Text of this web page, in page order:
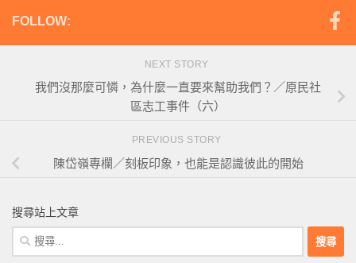
FOLLOW:
NEXT STORY
我們沒那麼可憐，為什麼一直要來幫助我們？／原民社
區志工事件（六）
PREVIOUS STORY
陳岱嶺專欄／刻板印象，也能是認識彼此的開始
搜尋站上文章
搜
尋